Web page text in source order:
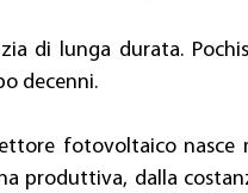
di lunga durata.
decenni.
fotovoltaico
produttiva, dalla